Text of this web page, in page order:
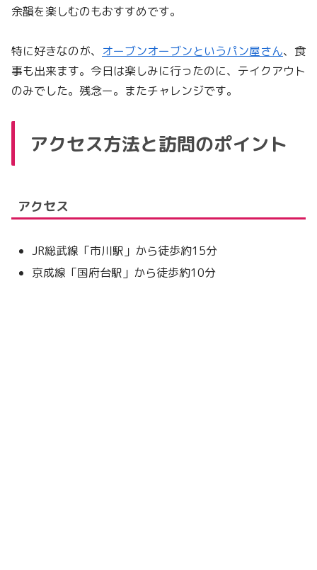
余韻を楽しむのもおすすめです。
特に好きなのが、 オーブンオーブンというパン屋さん、食
事も出来ます。今日は楽しみに行ったのに、テイクアウト
のみでした。残念ー。またチャレンジです。
アクセス方法と訪問のポイント
アクセス
JR総武線「市川駅」から徒歩約15分
京成線「国府台駅」から徒歩約10分